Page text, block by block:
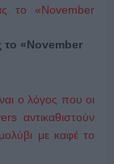
το «November